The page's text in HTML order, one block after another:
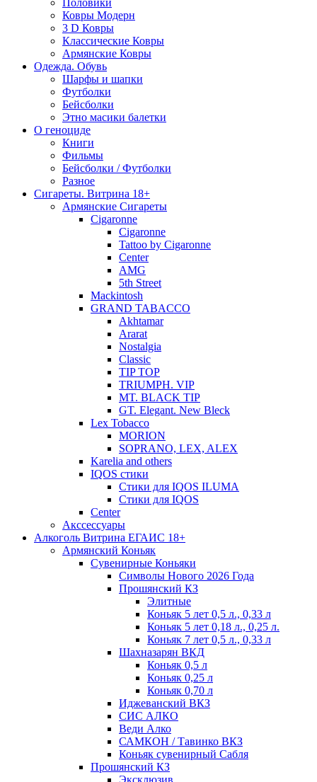
Половики
Ковры Модерн
3 D Ковры
Классические Ковры
Армянские Ковры
Одежда. Обувь
Шарфы и шапки
Футболки
Бейсболки
Этно масики балетки
О геноциде
Книги
Фильмы
Бейсболки / Футболки
Разное
Сигареты. Витрина 18+
Армянские Сигареты
Cigaronne
Cigaronne
Tattoo by Cigaronne
Center
AMG
5th Street
Mackintosh
GRAND TABACCO
Akhtamar
Ararat
Nostalgia
Classic
TIP TOP
TRIUMPH. VIP
MT. BLACK TIP
GT. Elegant. New Bleck
Lex Tobacco
MORION
SOPRANO, LEX, ALEX
Karelia and others
IQOS стики
Стики для IQOS ILUMA
Стики для IQOS
Сenter
Акссессуары
Алкоголь Витрина ЕГАИС 18+
Армянский Коньяк
Сувенирные Коньяки
Символы Нового 2026 Года
Прошянский КЗ
Элитные
Коньяк 5 лет 0,5 л., 0,33 л
Коньяк 5 лет 0,18 л., 0,25 л.
Коньяк 7 лет 0,5 л., 0,33 л
Шахназарян ВКД
Коньяк 0,5 л
Коньяк 0,25 л
Коньяк 0,70 л
Иджеванский ВКЗ
СИС АЛКО
Веди Алко
САМКОН / Тавинко ВКЗ
Коньяк сувенирный Сабля
Прошянский КЗ
Эксклюзив